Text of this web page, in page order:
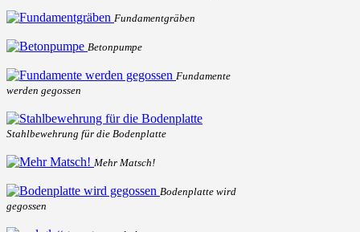
Fundamentgräben
Betonpumpe
Fundamente
werden gegossen
Stahlbewehrung für die Bodenplatte
Mehr Matsch!
Bodenplatte wird
gegossen